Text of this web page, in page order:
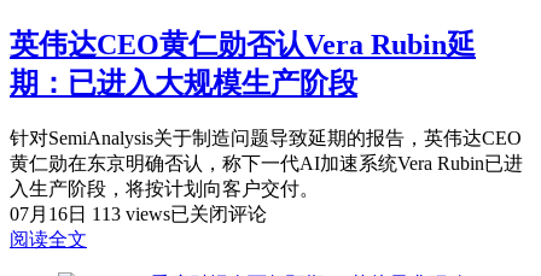
仓
优
先
级
下
降
破
135
美
发
行
价
马
英伟达CEO黄仁勋否认Vera Rubin延
期：已进入大规模生产阶段
针对SemiAnalysis关于制造问题导致延期的报告，英伟达CEO
黄仁勋在东京明确否认，称下一代AI加速系统Vera Rubin已进
入生产阶段，将按计划向客户交付。
07月16日 113 views英
已关闭评论
阅读全文